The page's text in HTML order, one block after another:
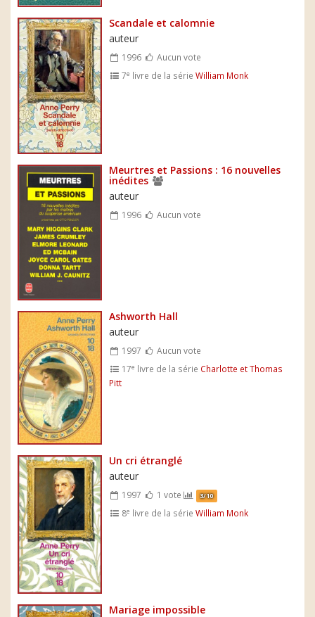
Scandale et calomnie
auteur
1996
Aucun vote
7e livre de la sérieWilliam Monk
Meurtres et Passions : 16 nouvelles
inédites
auteur
1996 Aucun vote
Ashworth Hall
auteur
1997
Aucun vote
17e livre de la série Charlotte et Thomas
Pitt
Un cri étranglé
auteur
1997 1 vote 3/10
8e livre de la sérieWilliam Monk
Mariage impossible